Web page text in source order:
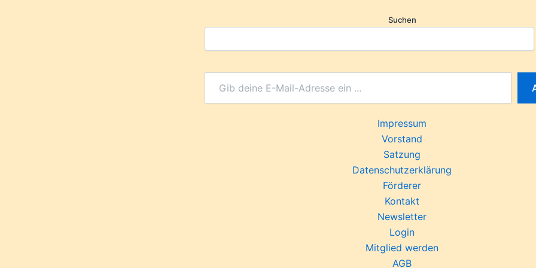
Suchen
Impressum
Vorstand
Satzung
Datenschutzerklärung
Förderer
Kontakt
Newsletter
Login
Mitglied werden
AGB